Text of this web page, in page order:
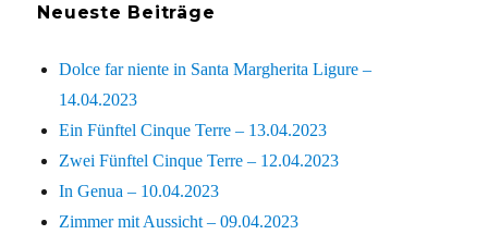
Neueste Beiträge
Dolce far niente in Santa Margherita Ligure –
14.04.2023
Ein Fünftel Cinque Terre – 13.04.2023
Zwei Fünftel Cinque Terre – 12.04.2023
In Genua – 10.04.2023
Zimmer mit Aussicht – 09.04.2023